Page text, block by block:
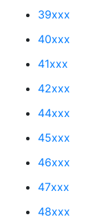
39xxx
40xxx
41xxx
42xxx
44xxx
45xxx
46xxx
47xxx
48xxx